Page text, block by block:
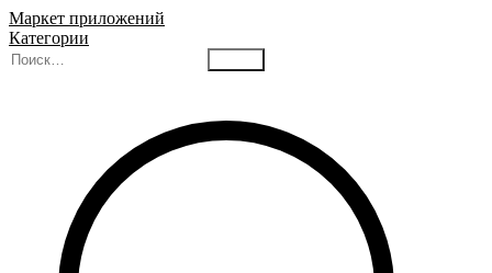
Маркет приложений
Категории